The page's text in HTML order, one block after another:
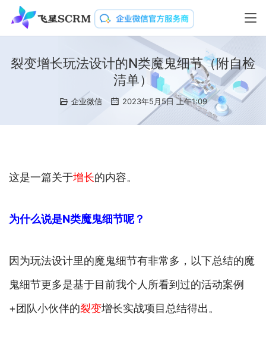
裂变增长玩法设计的N类魔鬼细节（附自检
清单）
企业微信 2023年5月5日 上午1:09
这是一篇关于增长的内容。
为什么说是N类魔鬼细节呢？
因为玩法设计里的魔鬼细节有非常多，以下总结的魔
鬼细节更多是基于目前我个人所看到过的活动案例
+团队小伙伴的裂变增长实战项目总结得出。